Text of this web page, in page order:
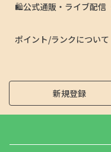
🛍️公式通販・ライブ配信
ポイント/ランクについて
新規登録